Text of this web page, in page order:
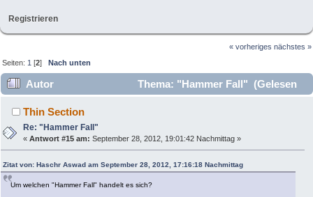
Registrieren
« vorheriges nächstes »
Seiten: 1 [2]Nach unten
Autor
Thema: "Hammer Fall" (Gelesen
13195 mal)
Thin Section
Re: "Hammer Fall"
«Antwort #15 am: September 28, 2012, 19:01:42 Nachmittag »
Zitat von: Haschr Aswad am September 28, 2012, 17:16:18 Nachmittag
Um welchen "Hammer Fall" handelt es sich?